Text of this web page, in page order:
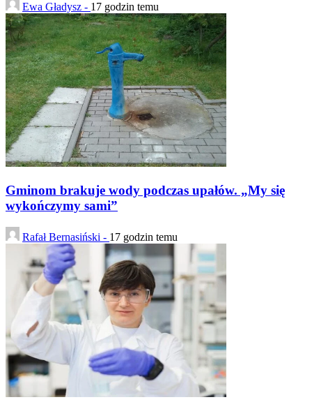
Ewa Gładysz - 17 godzin temu
Gminom brakuje wody podczas upałów. „My się
wykończymy sami”
Rafał Bernasiński - 17 godzin temu